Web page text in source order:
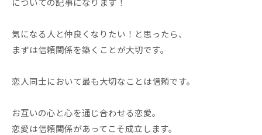
気になる人と仲良くなりたい！と思ったら、
まずは信頼関係を築くことが大切です。
恋人同士において最も大切なことは信頼です。
お互いの心と心を通じ合わせる恋愛。
恋愛は信頼関係があってこそ成立します。